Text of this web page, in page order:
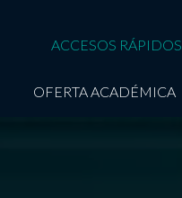
ACCESOS RÁPIDOS
OFERTA ACADÉMICA